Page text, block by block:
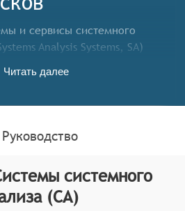
и сервисы системного
Analysis Systems, SA)
информационных систем,
функциональные критерии
в категорию Систем
программный продукт должен
функции:
Читать далее
Руководство
системного
(СА)